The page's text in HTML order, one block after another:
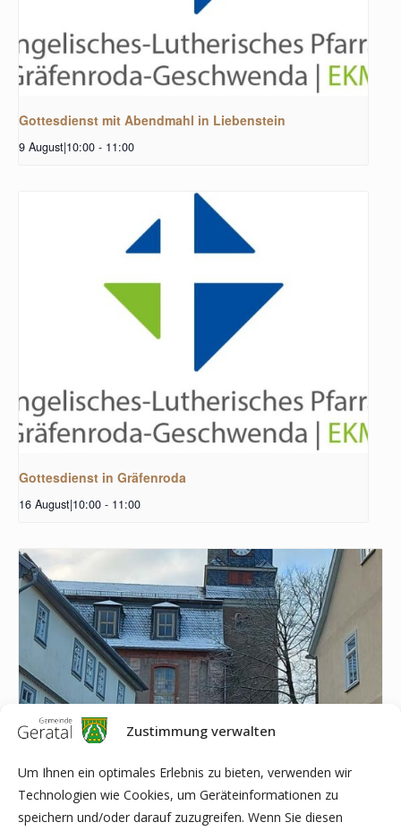
Zustimmung verwalten
Um Ihnen ein optimales Erlebnis zu bieten, verwenden wir
Technologien wie Cookies, um Geräteinformationen zu
speichern und/oder darauf zuzugreifen. Wenn Sie diesen
Gottesdienst mit Abendmahl in Liebenstein
9 August|10:00 - 11:00
Gottesdienst in Gräfenroda
16 August|10:00 - 11:00